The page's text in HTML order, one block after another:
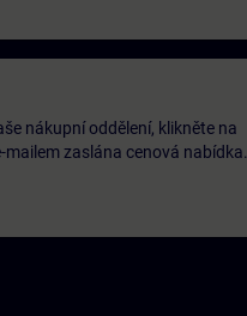
nákupní oddělení, klikněte na
zaslána cenová nabídka.